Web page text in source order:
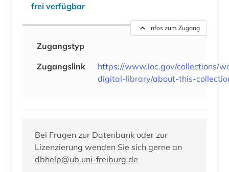
frei verfügbar
Infos zum Zugang
Zugangstyp
Zugangslink
https://www.loc.gov/collections/
digital-library/about-this-
Bei Fragen zur Datenbank oder zur
Lizenzierung wenden Sie sich gerne an
dbhelp@ub.uni-freiburg.de